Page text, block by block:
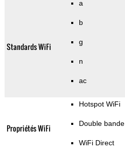
Standards WiFi
a
b
g
n
ac
Propriétés WiFi
Hotspot WiFi
Double bande
WiFi Direct